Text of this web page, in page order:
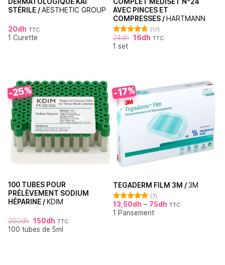
STÉRILE /AESTHETIC GROUP
20dh TTC
1 Curette
AVEC PINCES ET
COMPRESSES / HARTMANN
Note
4.71
sur 5
(17)
24dh 16dh TTC
1 set
-25%
100 TUBES POUR
PRÉLÈVEMENT SODIUM
HÉPARINE / KDIM
200dh 150dh TTC
100 tubes de 5ml
-17%
TEGADERM FILM 3M /3M
Note5.00
sur 5
(7)
13,50dh – 75dh TTC
1 Pansement